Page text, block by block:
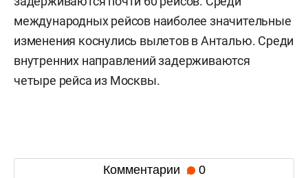
международных рейсов наиболее значительные
изменения коснулись вылетов в Анталью. Среди
внутренних направлений задерживаются
четыре рейса из Москвы.
Комментарии 0